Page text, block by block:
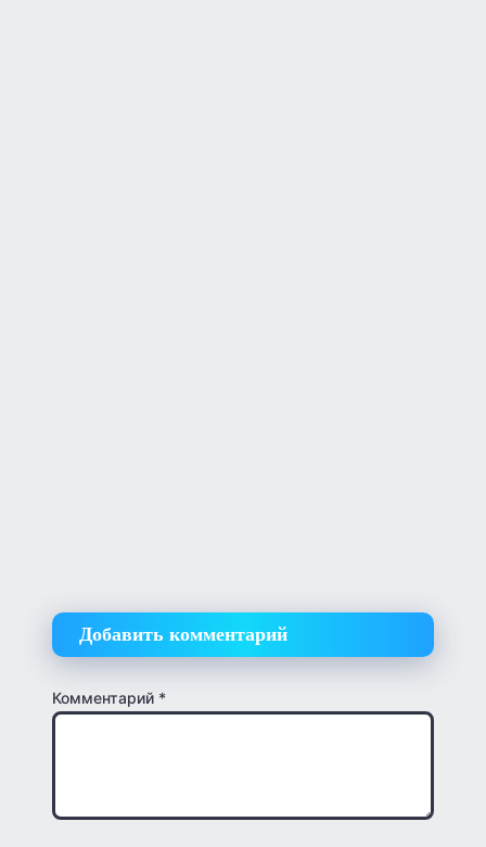
Добавить комментарий
Комментарий *